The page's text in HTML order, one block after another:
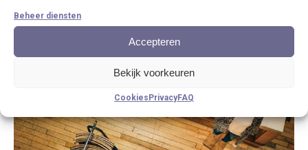
Beheer diensten
Accepteren
Bekijk voorkeuren
Cookies PrivacyFAQ